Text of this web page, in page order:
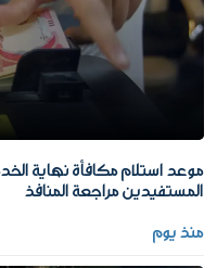
موعد استلام مكافأة نهاية
المستفيدين مراجعة المنافذ
منذ يوم